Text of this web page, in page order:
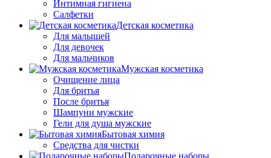
Интимная гигиена
Салфетки
Детская косметика
Для малышей
Для девочек
Для мальчиков
Мужская косметика
Очищение лица
Для бритья
После бритья
Шампуни мужские
Гели для душа мужские
Бытовая химия
Средства для чистки
Подарочные наборы